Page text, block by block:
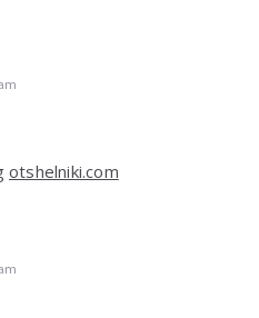
otshelniki.com